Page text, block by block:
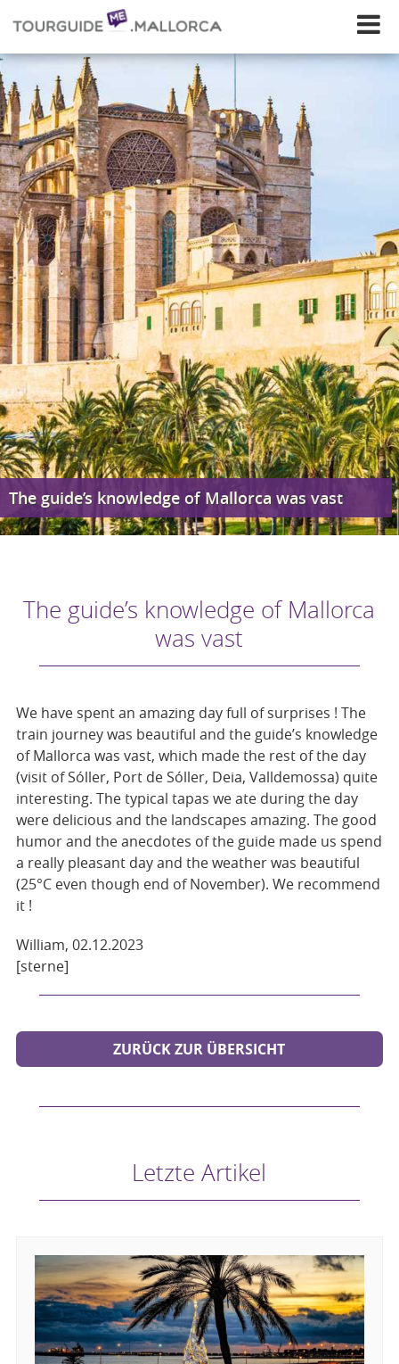
The guide’s knowledge of Mallorca was vast
The guide’s knowledge of Mallorca
was vast
We have spent an amazing day full of surprises ! The
train journey was beautiful and the guide’s knowledge
of Mallorca was vast, which made the rest of the day
(visit of Sóller, Port de Sóller, Deia, Valldemossa) quite
interesting. The typical tapas we ate during the day
were delicious and the landscapes amazing. The good
humor and the anecdotes of the guide made us spend
a really pleasant day and the weather was beautiful
(25°C even though end of November). We recommend
it !
William, 02.12.2023
[sterne]
ZURÜCK ZUR ÜBERSICHT
Letzte Artikel